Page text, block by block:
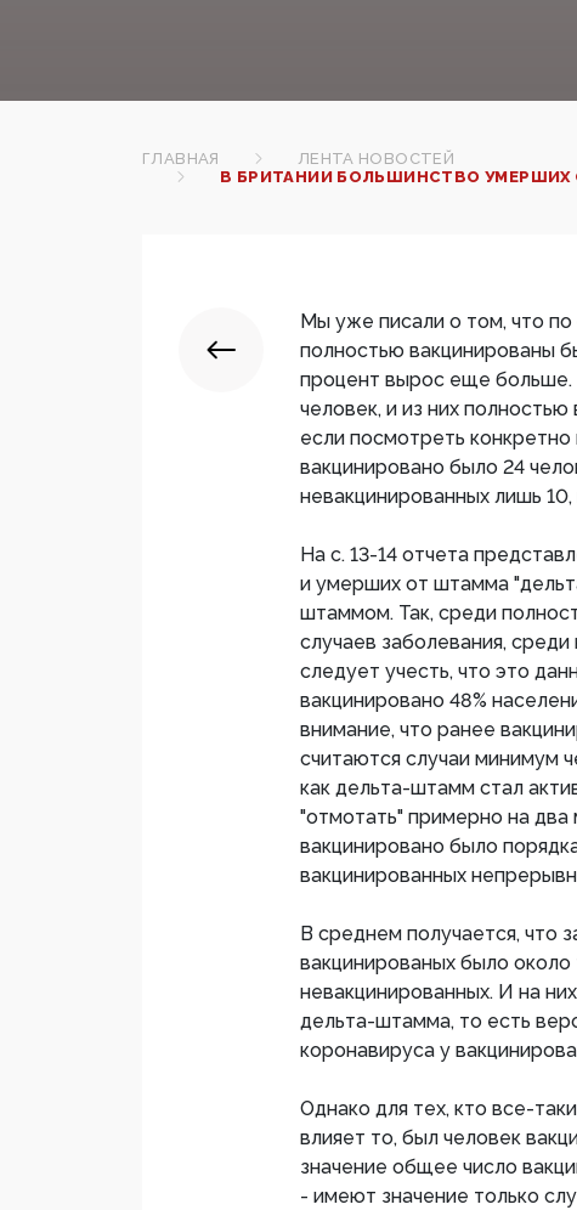
ГЛАВНАЯ
ЛЕНТА НОВОСТЕЙ
В БРИТАНИИ БОЛЬШИНСТВО
Мы уже писали о том, что
полностью вакцинированы
процент вырос еще больше.
человек, и из них
если посмотреть
вакцинировано было 24
невакцинированных лишь 10,
На с. 13-14 отчета
и умерших от штамма
штаммом. Так, среди
случаев заболевания,
следует учесть, что это
вакцинировано 48%
внимание, что ранее
считаются случаи минимум
как дельта-штамм стал
"отмотать" примерно на два
вакцинировано было
вакцинированных
В среднем получается, что
вакцинированых было
невакцинированных. И на
дельта-штамма, то есть
коронавируса у
Однако для тех, кто все-
влияет то, был человек
значение общее число
- имеют значение только